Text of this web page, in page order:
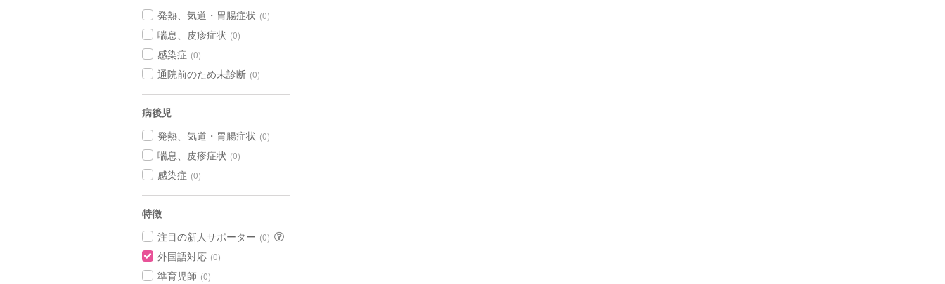
発熱、気道・胃腸症状 (0)
喘息、皮疹症状 (0)
感染症 (0)
通院前のため未診断 (0)
病後児
発熱、気道・胃腸症状 (0)
喘息、皮疹症状 (0)
感染症 (0)
特徴
注目の新人サポーター (0)
外国語対応 (0)
準育児師 (0)